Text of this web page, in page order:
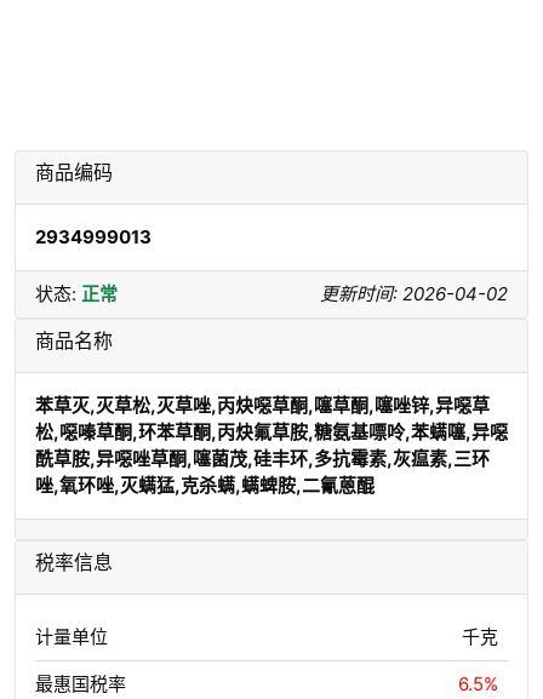
商品编码
2934999013
状态: 正常 更新时间: 2026-04-02
商品名称
苯草灭,灭草松,灭草唑,丙炔噁草酮,噻草酮,噻唑锌,异噁草
松,噁嗪草酮,环苯草酮,丙炔氟草胺,糖氨基嘌呤,苯螨噻,异噁
酰草胺,异噁唑草酮,噻菌茂,硅丰环,多抗霉素,灰瘟素,三环
唑,氧环唑,灭螨猛,克杀螨,螨蜱胺,二氰蒽醌
税率信息
计量单位 千克
最惠国税率 6.5%